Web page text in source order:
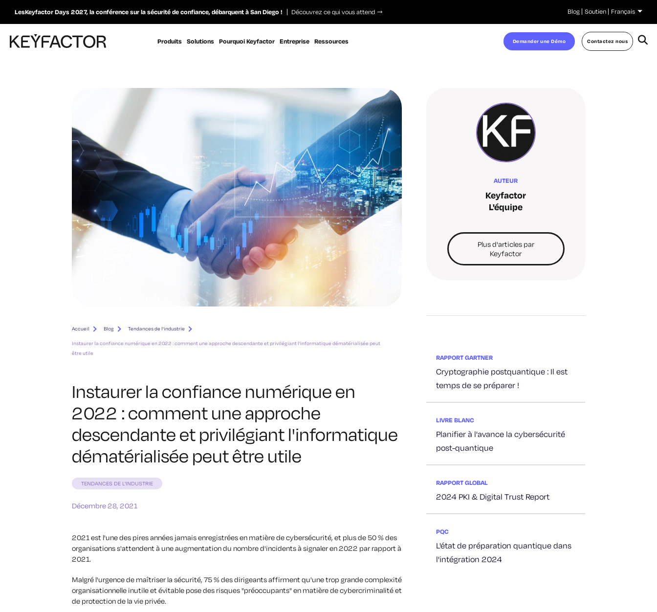
LesKeyfactor Days 2027, la conférence sur la sécurité de confiance, débarquent à San Diego ! Découvrez ce qui vous attend Blog Soutien Français
Produits Solutions Pourquoi Keyfactor Entreprise Ressources Demander une Démo Contactez nous
Accueil Blog Tendances de l'industrie
Instaurer la confiance numérique en 2022 : comment une approche descendante et privilégiant l'informatique dématérialisée peut
être utile
Instaurer la confiance numérique en
2022 : comment une approche
descendante et privilégiant l'informatique
dématérialisée peut être utile
TENDANCES DE L'INDUSTRIE
Décembre 28, 2021
2021 est l'une des pires années jamais enregistrées en matière de cybersécurité, et plus de 50 % des
organisations s'attendent à une augmentation du nombre d'incidents à signaler en 2022 par rapport à
2021.
Malgré l'urgence de maîtriser la sécurité, 75 % des dirigeants affirment qu'une trop grande complexité
organisationnelle inutile et évitable pose des risques "préoccupants" en matière de cybercriminalité et
de protection de la vie privée.
AUTEUR
Keyfactor
L'équipe
Plus d'articles par
Keyfactor
RAPPORT GARTNER
Cryptographie postquantique : Il est
temps de se préparer !
LIVRE BLANC
Planifier à l'avance la cybersécurité
post-quantique
RAPPORT GLOBAL
2024 PKI & Digital Trust Report
PQC
L'état de préparation quantique dans
l'intégration 2024